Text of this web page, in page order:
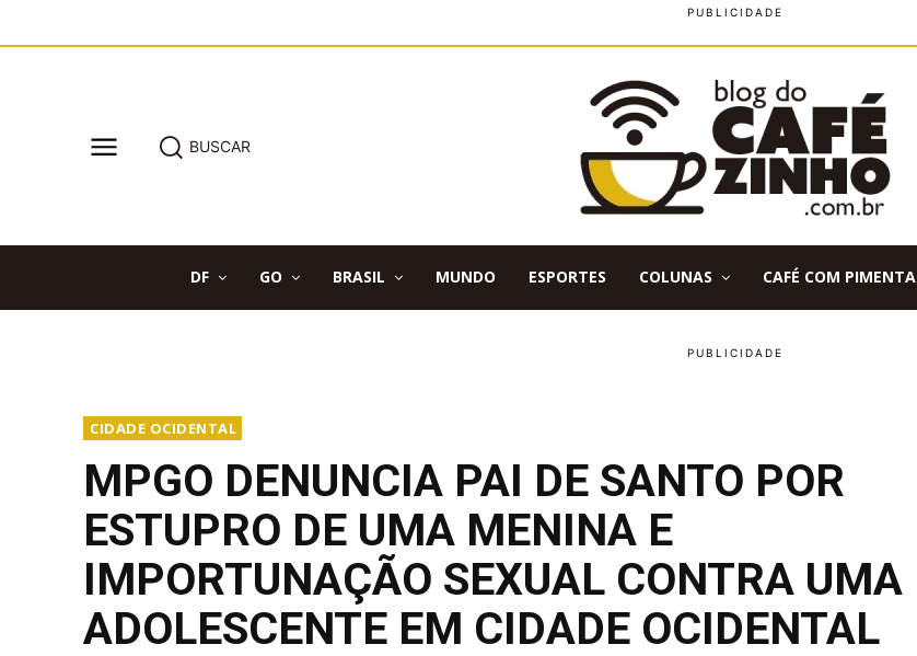
BUSCAR
DF GO BRASIL MUNDO ESPORTES COLUNAS CAFÉ COM PIMENTA
CIDADE OCIDENTAL
MPGO DENUNCIA PAI DE SANTO POR
ESTUPRO DE UMA MENINA E
IMPORTUNAÇÃO SEXUAL CONTRA UMA
ADOLESCENTE EM CIDADE OCIDENTAL